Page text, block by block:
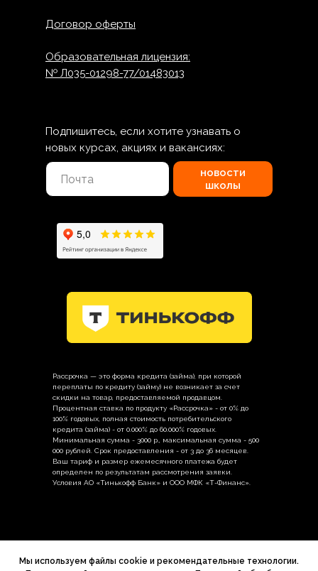
новости
школы
Подпишитесь, если хотите узнавать о
новых курсах, акциях и вакансиях:
Договор оферты
Образовательная лицензия:
№ Л035-01298-77/01483013
Рассрочка — это форма кредита (займа), при которой
переплаты по кредиту (займу) не возникает за счет
скидки на товар, предоставляемой продавцом.
Процентная ставка по продукту «Рассрочка» - от 0% до
100% годовых, полная стоимость потребительского
кредита (займа) - от 0.000% до 60.000% годовых.
Минимальная сумма - 3000 р., максимальная сумма - 500
000 рублей. Срок предоставления - от 3 до 36 месяцев.
Ваш тариф и размер ежемесячного платежа будет
определен по результатам рассмотрения заявки.
Условия АО «Тинькофф Банк» и ООО МФК «Т-Финанс».
персональных данных
Мы используем файлы cookie и рекомендательные технологии.